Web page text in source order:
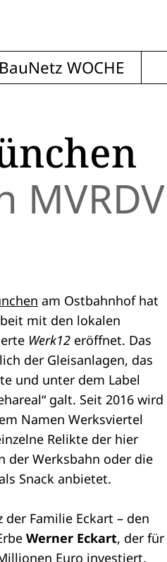
BauNetz WOCHE
MVRDV
am Ostbahnhof hat
mit den lokalen
Werk12 eröffnet. Das
der Gleisanlagen, das
und unter dem Label
galt. Seit 2016 wird
Namen Werksviertel
Relikte der hier
der Werksbahn oder die
Snack anbietet.
Familie Eckart – den
Werner Eckart, der für
Euro investiert.